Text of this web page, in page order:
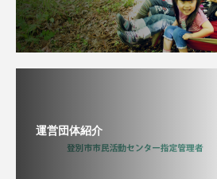
運営団体紹介